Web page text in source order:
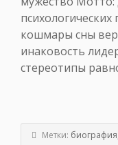
кошмары сны
инаковость
стереотипы
Метки: биография